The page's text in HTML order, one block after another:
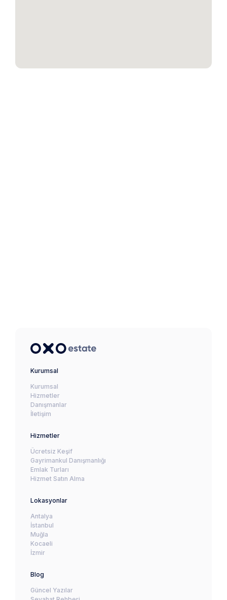
Kurumsal
Kurumsal
Hizmetler
Danışmanlar
İletişim
Hizmetler
Ücretsiz Keşif
Gayrimankul Danışmanlığı
Emlak Turları
Hizmet Satın Alma
Lokasyonlar
Antalya
İstanbul
Muğla
Kocaeli
İzmir
Blog
Güncel Yazılar